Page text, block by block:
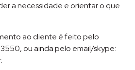
a necessidade e orientar o que
ao cliente é feito pelo
ou ainda pelo email/skype: